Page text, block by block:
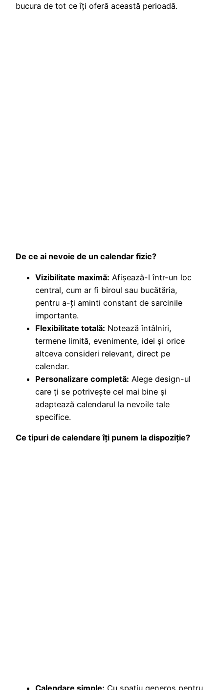
bucura de tot ce îți oferă această perioadă.
De ce ai nevoie de un calendar fizic?
Vizibilitate maximă: Afișează-l într-un loc
central, cum ar fi biroul sau bucătăria,
pentru a-ți aminti constant de sarcinile
importante.
Flexibilitate totală: Notează întâlniri,
termene limită, evenimente, idei și orice
altceva consideri relevant, direct pe
calendar.
Personalizare completă: Alege design-ul
care ți se potrivește cel mai bine și
adaptează calendarul la nevoile tale
specifice.
Ce tipuri de calendare îți punem la dispoziție?